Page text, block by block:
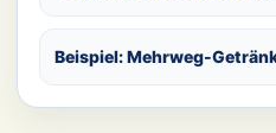
Beispiel: Mehrweg-